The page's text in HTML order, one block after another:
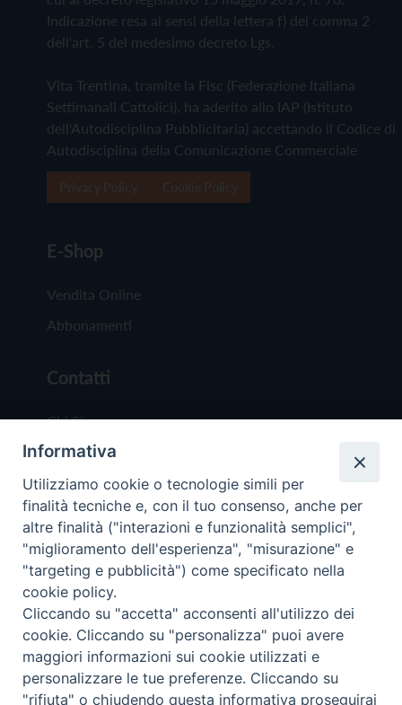
Indicazione resa ai sensi della lettera f) del comma 2
dell'art. 5 del medesimo decreto Lgs.
Vita Trentina, tramite la Fisc (Federazione Italiana
Settimanali Cattolici), ha aderito allo IAP (Istituto
dell'Autodisciplina Pubblicitaria) accettando il Codice di
Autodisciplina della Comunicazione Commerciale
E-Shop
Vendita Online
Abbonamenti
Contatti
Chi Siamo
Redazione
Scrivici
Copyright © 2019 - Tutti i diritti riservati - Vita
Trentina Editrice
Privacy Policy
Torna
Informativa
Utilizziamo cookie o tecnologie simili per
finalità tecniche e, con il tuo consenso, anche per
altre finalità ("interazioni e funzionalità semplici",
"miglioramento dell'esperienza", "misurazione" e
"targeting e pubblicità") come specificato nella
cookie policy.
Cliccando su "accetta" acconsenti all'utilizzo dei
cookie. Cliccando su "personalizza" puoi avere
maggiori informazioni sui cookie utilizzati e
personalizzare le tue preferenze. Cliccando su
"rifiuta" o chiudendo questa informativa proseguirai